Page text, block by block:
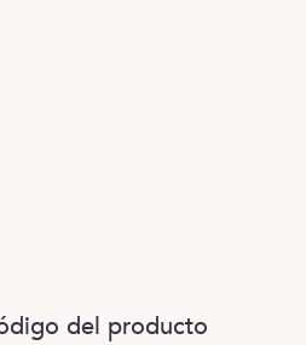
del producto